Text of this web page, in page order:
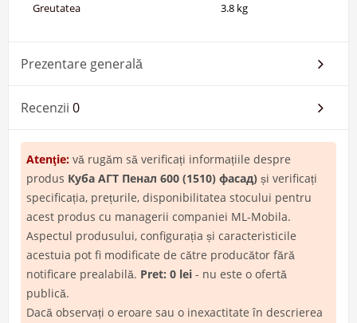
Greutatea
3.8 kg
Prezentare generală
Recenzii 0
Atenţie: vă rugăm să verificați informațiile despre
produs Куба АГТ Пенал 600 (1510) фасад) și verificați
specificația, prețurile, disponibilitatea stocului pentru
acest produs cu managerii companiei ML-Mobila.
Aspectul produsului, configurația și caracteristicile
acestuia pot fi modificate de către producător fără
notificare prealabilă. Pret: 0 lei - nu este o ofertă
publică.
Dacă observați o eroare sau o inexactitate în descrierea